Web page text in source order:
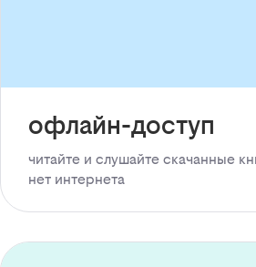
офлайн-доступ
читайте и слушайте скачанные
нет интернета